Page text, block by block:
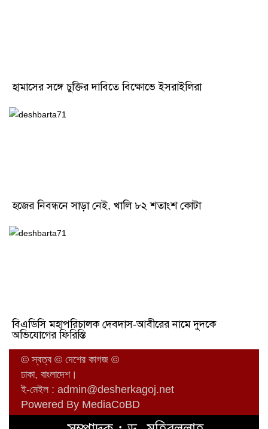
হামাসের সঙ্গে চুক্তির দাবিতে বিক্ষোভে ইসরাইলিরা
হজের নিবন্ধনে সাড়া নেই, খালি ৮২ শতাংশ কোটা
বিএডিসি মহাপরিচালক দেবদাস-আবীরের নামে দুদকে
অভিযোগের ফিরিস্তি
© স্বত্ব © দেশের কাগজ ©
ঢাকা, বাংলাদেশ।
ই-মেইল : admin@desherkagoj.net
Powered By MediaCoBD